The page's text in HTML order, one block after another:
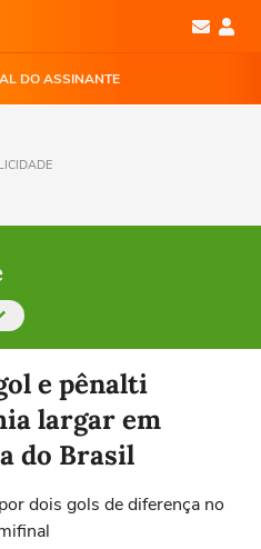
DO ASSINANTE
notíciase pênalti
largar em
do Brasil
dois gols de diferença no